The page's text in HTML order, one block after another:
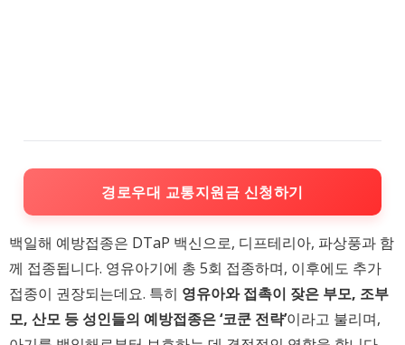
경로우대 교통지원금 신청하기
백일해 예방접종은 DTaP 백신으로, 디프테리아, 파상풍과 함
께 접종됩니다. 영유아기에 총 5회 접종하며, 이후에도 추가
접종이 권장되는데요. 특히 영유아와 접촉이 잦은 부모, 조부
모, 산모 등 성인들의 예방접종은 ‘코쿤 전략’이라고 불리며,